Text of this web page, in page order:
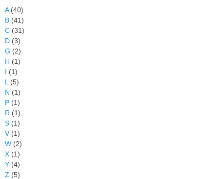
A(40)
B (41)
C (31)
D (3)
G (2)
H (1)
I (1)
L (5)
N (1)
P (1)
R (1)
S (1)
V (1)
W (2)
X (1)
Y (4)
Z (5)